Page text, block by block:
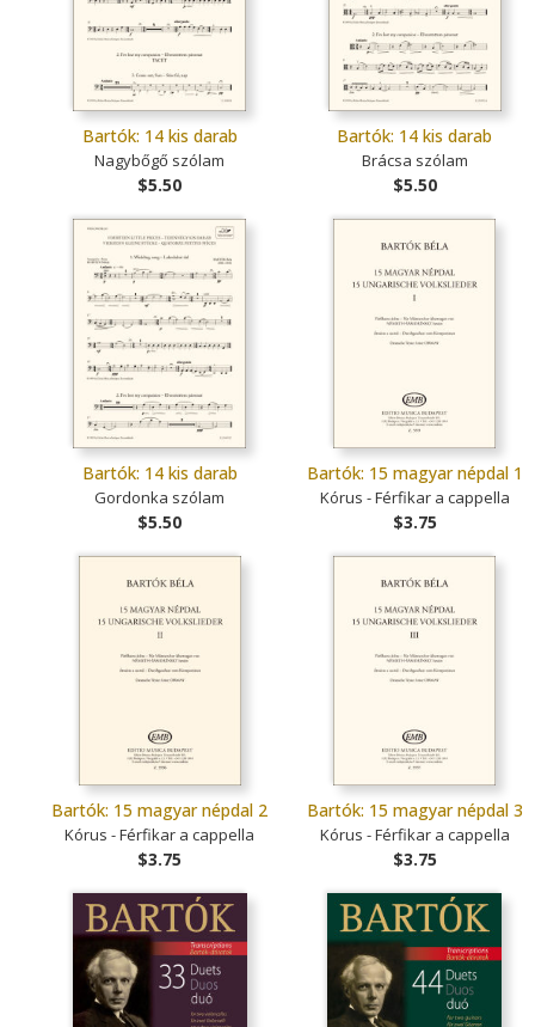
Bartók: 14 kis darab
Nagybőgő szólam
$5.50
Bartók: 14 kis darab
Brácsa szólam
$5.50
Bartók: 14 kis darab
Gordonka szólam
$5.50
Bartók: 15 magyar népdal 1
Kórus - Férfikar a cappella
$3.75
Bartók: 15 magyar népdal 2
Kórus - Férfikar a cappella
$3.75
Bartók: 15 magyar népdal 3
Kórus - Férfikar a cappella
$3.75